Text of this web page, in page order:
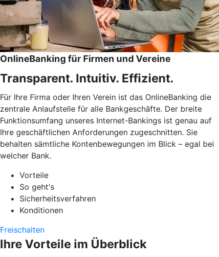
OnlineBanking für Firmen und Vereine
Transparent. Intuitiv. Effizient.
Für Ihre Firma oder Ihren Verein ist das OnlineBanking die
zentrale Anlaufstelle für alle Bankgeschäfte. Der breite
Funktionsumfang unseres Internet-Bankings ist genau auf
Ihre geschäftlichen Anforderungen zugeschnitten. Sie
behalten sämtliche Kontenbewegungen im Blick – egal bei
welcher Bank.
Vorteile
So geht's
Sicherheitsverfahren
Konditionen
Freischalten
Ihre Vorteile im Überblick